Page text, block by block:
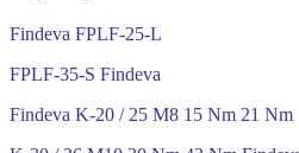
Findeva FPLF-25-L
FPLF-35-S Findeva
Findeva K-20 / 25 M8 15 Nm 21 Nm